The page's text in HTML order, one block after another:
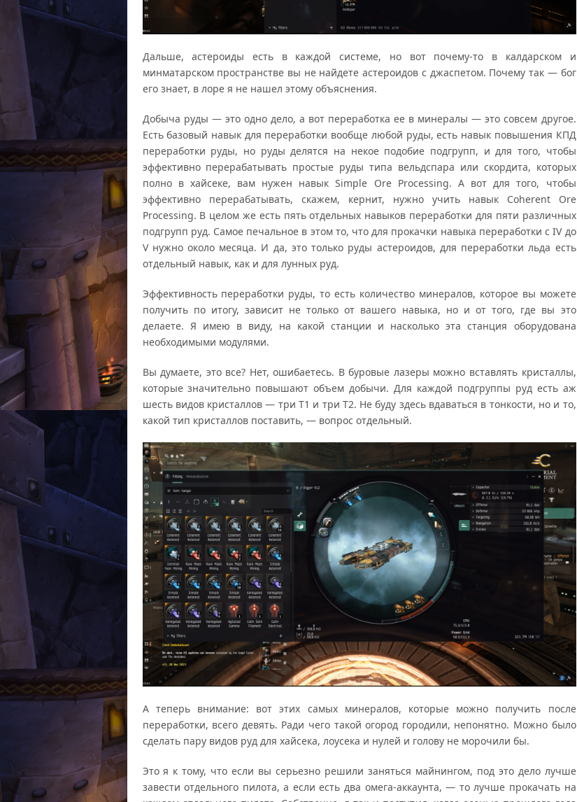
Дальше, астероиды есть в каждой системе, но вот почему-то в калдарском и
минматарском пространстве вы не найдете астероидов с джаспетом. Почему так — бог
его знает, в лоре я не нашел этому объяснения.
Добыча руды — это одно дело, а вот переработка ее в минералы — это совсем другое.
Есть базовый навык для переработки вообще любой руды, есть навык повышения КПД
переработки руды, но руды делятся на некое подобие подгрупп, и для того, чтобы
эффективно перерабатывать простые руды типа вельдспара или скордита, которых
полно в хайсеке, вам нужен навык Simple Ore Processing. А вот для того, чтобы
эффективно перерабатывать, скажем, кернит, нужно учить навык Coherent Ore
Processing. В целом же есть пять отдельных навыков переработки для пяти различных
подгрупп руд. Самое печальное в этом то, что для прокачки навыка переработки с IV до
V нужно около месяца. И да, это только руды астероидов, для переработки льда есть
отдельный навык, как и для лунных руд.
Эффективность переработки руды, то есть количество минералов, которое вы можете
получить по итогу, зависит не только от вашего навыка, но и от того, где вы это
делаете. Я имею в виду, на какой станции и насколько эта станция оборудована
необходимыми модулями.
Вы думаете, это все? Нет, ошибаетесь. В буровые лазеры можно вставлять кристаллы,
которые значительно повышают объем добычи. Для каждой подгруппы руд есть аж
шесть видов кристаллов — три Т1 и три Т2. Не буду здесь вдаваться в тонкости, но и то,
какой тип кристаллов поставить, — вопрос отдельный.
А теперь внимание: вот этих самых минералов, которые можно получить после
переработки, всего девять. Ради чего такой огород городили, непонятно. Можно было
сделать пару видов руд для хайсека, лоусека и нулей и голову не морочили бы.
Это я к тому, что если вы серьезно решили заняться майнингом, под это дело лучше
завести отдельного пилота, а если есть два омега-аккаунта, — то лучше прокачать на